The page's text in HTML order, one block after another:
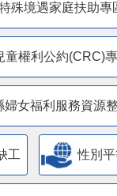
殊境遇家庭扶助專
童權利公約(CRC)
婦女福利服務資源
工 性別